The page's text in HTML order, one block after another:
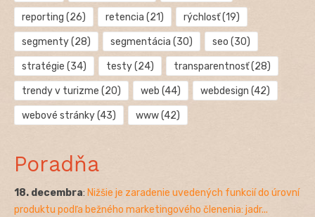
reporting (26) retencia (21) rýchlosť(19)
segmenty(28) segmentácia (30) seo (30)
stratégie (34) testy(24) transparentnosť(28)
trendy v turizme (20) web (44) webdesign (42)
webové stránky(43) www(42)
Poradňa
18. decembra: Nižšie je zaradenie uvedených funkcií do úrovní
produktu podľa bežného marketingového členenia: jadr...